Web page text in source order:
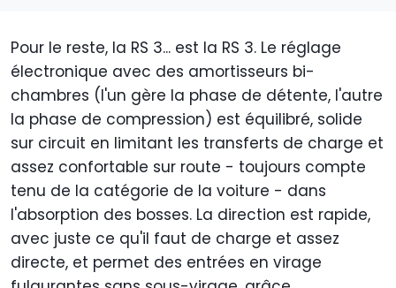
Pour le reste, la RS 3... est la RS 3. Le réglage
électronique avec des amortisseurs bi-
chambres (l'un gère la phase de détente, l'autre
la phase de compression) est équilibré, solide
sur circuit en limitant les transferts de charge et
assez confortable sur route - toujours compte
tenu de la catégorie de la voiture - dans
l'absorption des bosses. La direction est rapide,
avec juste ce qu'il faut de charge et assez
directe, et permet des entrées en virage